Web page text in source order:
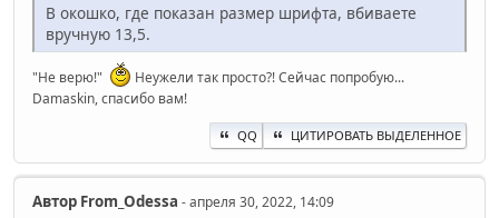
В окошко, где показан размер шрифта, вбиваете
вручную 13,5.
"Не верю!"
Неужели так просто?! Сейчас попробую...
Damaskin, спасибо вам!
QQ ЦИТИРОВАТЬ ВЫДЕЛЕННОЕ
Автор From_Odessa - апреля 30, 2022, 14:09